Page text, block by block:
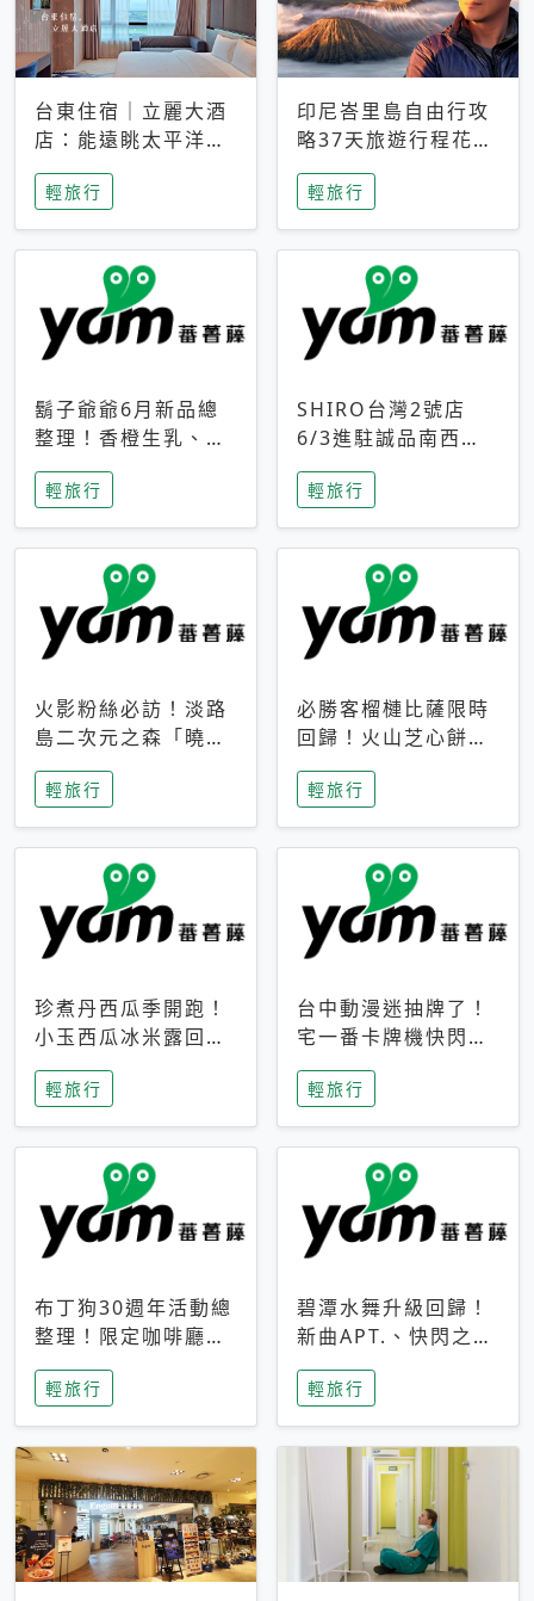
台東住宿｜立麗大酒
店：能遠眺太平洋與
中央山脈，被田野包
圍的台東度假感住宿
輕旅行
印尼峇里島自由行攻
略37天旅遊行程花費
5萬台幣 ❤️別等退休
才去圓夢 (附8.5萬次
下載峇里島地圖)😍
輕旅行
鬍子爺爺6月新品總
整理！香橙生乳、青
檸乳酪到PAPA磁
鐵，販售細節一次看
輕旅行
SHIRO台灣2號店
6/3進駐誠品南西！
限定香氛「果茶」與
永續店裝同步亮相
輕旅行
火影粉絲必訪！淡路
島二次元之森「曉」
解謎任務9月起全面
支援中文
輕旅行
必勝客榴槤比薩限時
回歸！火山芝心餅
皮、榴槤冰淇淋到樂
事聯名一次開吃
輕旅行
珍煮丹西瓜季開跑！
小玉西瓜冰米露回
歸，4公升分享壺也
成今夏焦點
輕旅行
台中動漫迷抽牌了！
宅一番卡牌機快閃草
悟道，15大人氣IP一
次開抽
輕旅行
布丁狗30週年活動總
整理！限定咖啡廳、
生日派對到路跑活動
一次看
輕旅行
碧潭水舞升級回歸！
新曲APT.、快閃之夜
到飛板秀，初夏夜遊
亮點一次看
輕旅行